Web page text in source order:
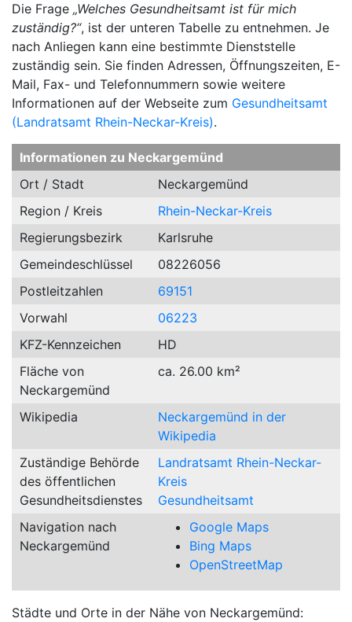
Die Frage „Welches Gesundheitsamt ist für mich
zuständig?“, ist der unteren Tabelle zu entnehmen. Je
nach Anliegen kann eine bestimmte Dienststelle
zuständig sein. Sie finden Adressen, Öffnungszeiten, E-
Mail, Fax- und Telefonnummern sowie weitere
Informationen auf der Webseite zum Gesundheitsamt
(Landratsamt Rhein-Neckar-Kreis).
Informationen zu Neckargemünd
Ort / Stadt
Neckargemünd
Region / Kreis
Rhein-Neckar-Kreis
Regierungsbezirk
Karlsruhe
Gemeindeschlüssel
08226056
Postleitzahlen
69151
Vorwahl
06223
KFZ-Kennzeichen
HD
Fläche von
Neckargemünd
ca. 26.00 km²
Wikipedia
Neckargemünd in der
Wikipedia
Zuständige Behörde
des öffentlichen
Gesundheitsdienstes
Landratsamt Rhein-Neckar-
Kreis
Gesundheitsamt
Navigation nach
Neckargemünd
Google Maps
Bing Maps
OpenStreetMap
Städte und Orte in der Nähe von Neckargemünd: